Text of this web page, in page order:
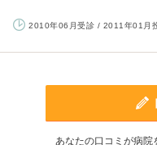
2010年06月受診 / 2011年01月
あなたの口コミが病院